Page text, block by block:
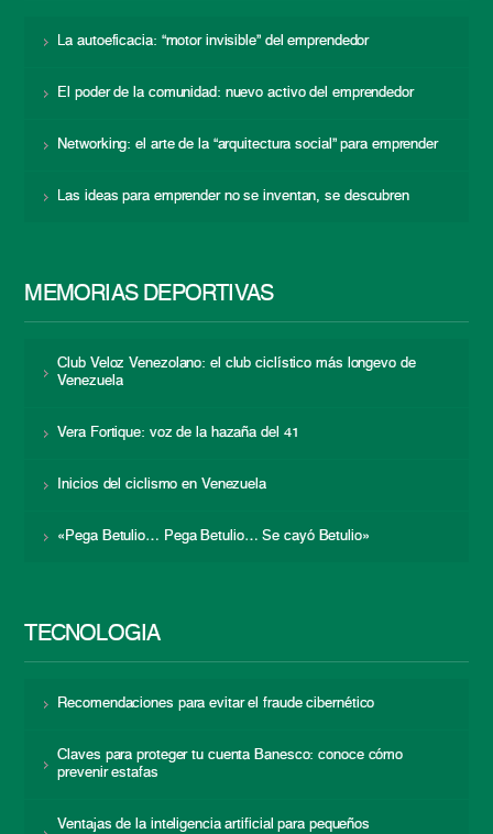
La autoeficacia: “motor invisible” del emprendedor
El poder de la comunidad: nuevo activo del emprendedor
Networking: el arte de la “arquitectura social” para emprender
Las ideas para emprender no se inventan, se descubren
MEMORIAS DEPORTIVAS
Club Veloz Venezolano: el club ciclístico más longevo de
Venezuela
Vera Fortique: voz de la hazaña del 41
Inicios del ciclismo en Venezuela
«Pega Betulio… Pega Betulio… Se cayó Betulio»
TECNOLOGÍA
Recomendaciones para evitar el fraude cibernético
Claves para proteger tu cuenta Banesco: conoce cómo
prevenir estafas
Ventajas de la inteligencia artificial para pequeños